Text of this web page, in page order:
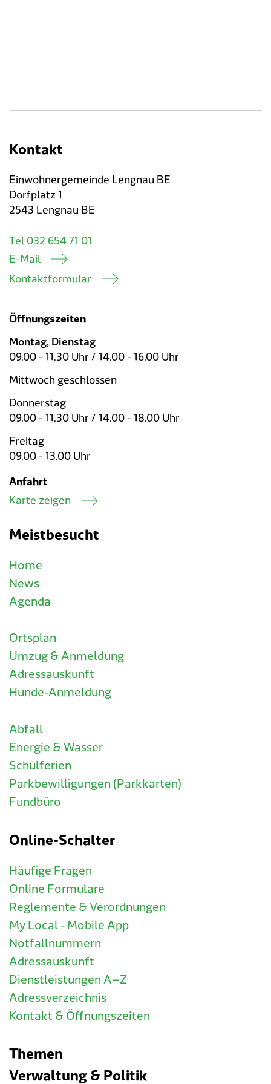
Kontakt
Einwohnergemeinde Lengnau BE
Dorfplatz 1
2543 Lengnau BE
Tel 032 654 71 01
E-Mail
Kontaktformular
Öffnungszeiten
Montag, Dienstag
09.00 - 11.30 Uhr / 14.00 - 16.00 Uhr
Mittwoch geschlossen
Donnerstag
09.00 - 11.30 Uhr / 14.00 - 18.00 Uhr
Freitag
09.00 - 13.00 Uhr
Anfahrt
Karte zeigen
Meistbesucht
Home
News
Agenda
Ortsplan
Umzug & Anmeldung
Adressauskunft
Hunde-Anmeldung
Abfall
Energie & Wasser
Schulferien
Parkbewilligungen (Parkkarten)
Fundbüro
Online-Schalter
Häufige Fragen
Online Formulare
Reglemente & Verordnungen
My Local - Mobile App
Notfallnummern
Adressauskunft
Dienstleistungen A–Z
Adressverzeichnis
Kontakt & Öffnungszeiten
Themen
Verwaltung & Politik